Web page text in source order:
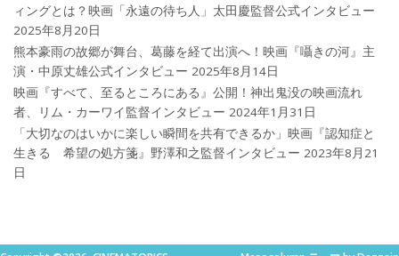
ィングとは？映画「永遠の待ち人」太田慶監督公式インタビュー
2025年8月20日
熊本豪雨の故郷が舞台、葛藤を経て出演へ！映画『囁きの河』主
演・中原丈雄公式インタビュー 2025年8月14日
映画『すべて、至るところにある』公開！神出鬼没の映画流れ
者、リム・カーワイ監督インタビュー 2024年1月31日
「大切なのはいかに楽しい瞬間を共有できるか」映画『認知症と
生きる 希望の処方箋』野澤和之監督インタビュー 2023年8月21
日